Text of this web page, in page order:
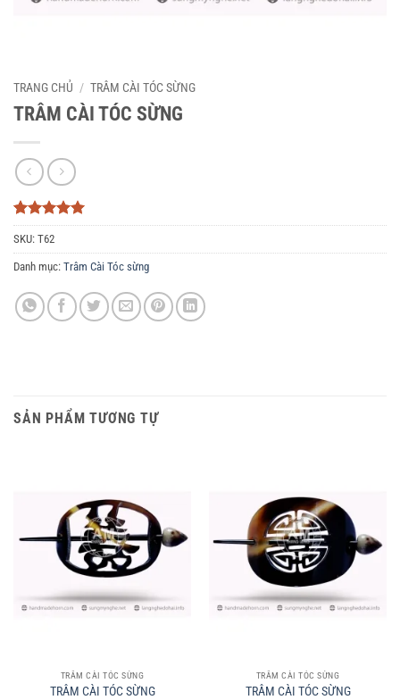
TRANG CHỦ / TRÂM CÀI TÓC SỪNG
TRÂM CÀI TÓC SỪNG
5trên 5
dựa trên
3
đánh giá
SKU: T62
Danh mục: Trâm Cài Tóc sừng
SẢN PHẨM TƯƠNG TỰ
TRÂM CÀI TÓC SỪNG
TRÂM CÀI TÓC SỪNG
TRÂM CÀI TÓC SỪNG
TRÂM CÀI TÓC SỪNG